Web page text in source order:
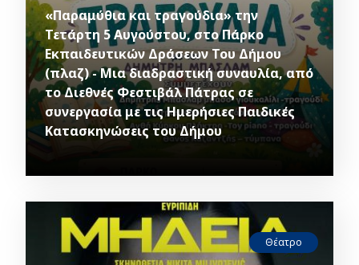
«Παραμύθια και τραγούδια» την
Τετάρτη 5 Αυγούστου, στο Πάρκο
Εκπαιδευτικών Δράσεων Του Δήμου
(πλαζ) - Μια διαδραστική συναυλία, από
το Διεθνές Φεστιβάλ Πάτρας σε
συνεργασία με τις Ημερήσιες Παιδικές
Κατασκηνώσεις του Δήμου
Θέατρο